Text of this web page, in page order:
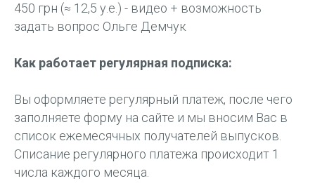
450 грн (≈ 12,5 у.е.) - видео + возможность
задать вопрос Ольге Демчук
Как работает регулярная подписка:
Вы оформляете регулярный платеж, после чего
заполняете форму на сайте и мы вносим Вас в
список ежемесячных получателей выпусков.
Списание регулярного платежа происходит 1
числа каждого месяца.